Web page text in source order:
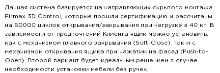
Данная система базируется на направляющих скрытого монтажа
Firmax 3D Control, которые прошли сертификацию и рассчитаны
на 60000 циклов открывания/закрывания при нагрузке в 40 кг. В
зависимости от предпочтений Клиента ящик можно установить,
как с механизмом плавного закрывания (Soft-Close), так и с
механизмом открывания ящика при нажатии на фасад (Push-to-
Open). Второй вариант будет идеальным решением в случае
необходимости установки мебели без ручек.